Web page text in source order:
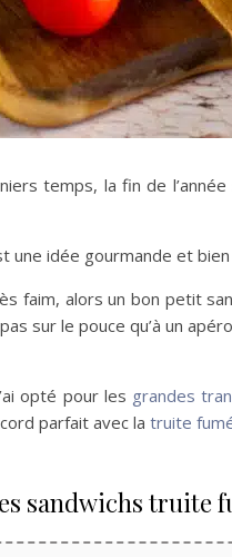
temps, la fin de
une idée gourmande et
faim, alors un bon petit
sur le pouce qu’à un
opté pour les grandes
parfait avec la truite
sandwichs truite